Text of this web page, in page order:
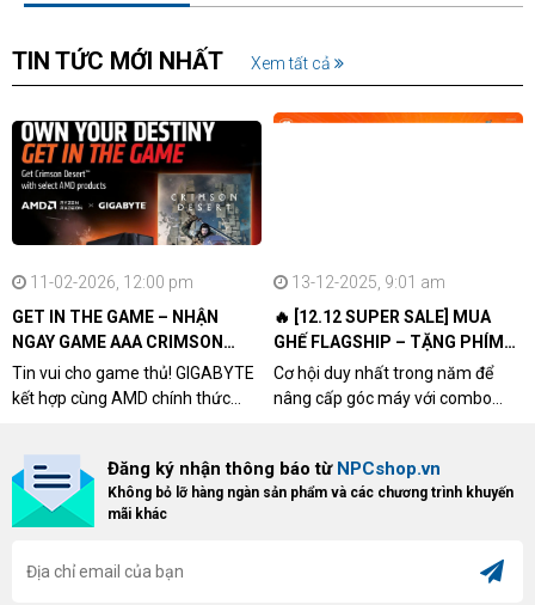
TIN TỨC MỚI NHẤT Xem tất cả
11-02-2026, 12:00 pm
GET IN THE GAME – NHẬN
NGAY GAME AAA CRIMSON
DESERT CÙNG GIGABYTE &
AMD
Tin vui cho game thủ! GIGABYTE
kết hợp cùng AMD chính thức
khách hàng sở hữu VGA Radeon
RX 9070 / RX 9070 XT.
13-12-2025, 9:01 am
🔥 [12.12 SUPER SALE] MUA
GHẾ FLAGSHIP – TẶNG PHÍM
CƠ XỊN
Cơ hội duy nhất trong năm để
nâng cấp góc máy với combo
dòng ghế Gaming cao cấp nhất,
bạn sẽ nhận ngay quà tặng trị giá
Đăng ký nhận thông báo từ NPCshop.vn
Không bỏ lỡ hàng ngàn sản phẩm và các chương trình khuyến
mãi khác